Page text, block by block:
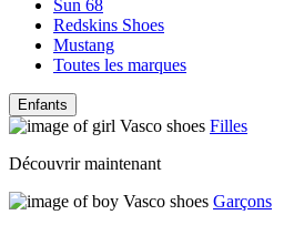
Sun 68
Redskins Shoes
Mustang
Toutes les marques
Enfants
Filles
Découvrir maintenant
Garçons